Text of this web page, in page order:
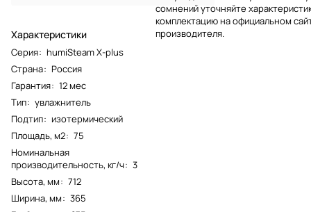
Характеристики
Серия: humiSteam X-plus
Страна: Россия
Гарантия: 12 мес
Тип: увлажнитель
Подтип: изотермический
Площадь, м2: 75
Номинальная
производительность, кг/ч: 3
Высота, мм: 712
Ширина, мм: 365
сомнений уточняйте
комплектацию на официальном
производителя.